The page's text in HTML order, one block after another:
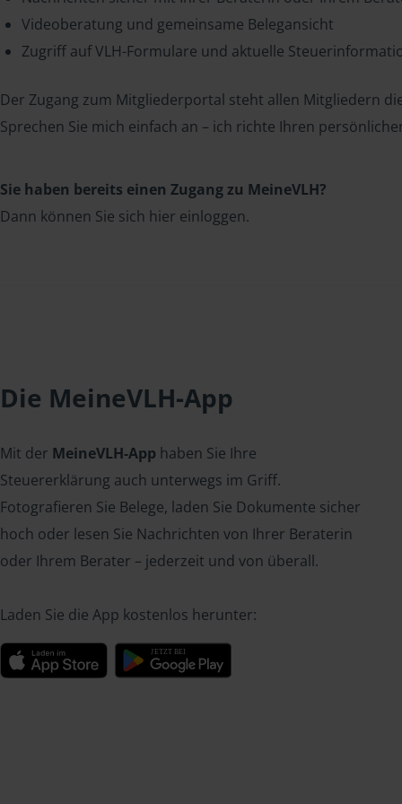
Videoberatung und gemeinsame Belegansicht
Zugriff auf VLH-Formulare und aktuelle
Der Zugang zum Mitgliederportal steht allen Mitgliedern
Sprechen Sie mich einfach an – ich richte Ihren
Sie haben bereits einen Zugang zu MeineVLH?
Dann können Sie sich hier einloggen.
Die MeineVLH-App
Mit der MeineVLH-App haben Sie Ihre
Steuererklärung auch unterwegs im Griff.
Fotografieren Sie Belege, laden Sie Dokumente sicher
hoch oder lesen Sie Nachrichten von Ihrer Beraterin
oder Ihrem Berater – jederzeit und von überall.
Laden Sie die App kostenlos herunter: